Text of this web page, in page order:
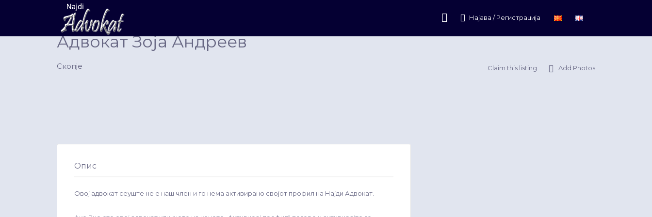
Најава / Регистрација
Search
for:
Адвокат Зоја Андреев
Скопје Claim this listing Add Photos
Опис
Овој адвокат сеуште не е наш член и го нема активирано својот профил на Најди Адвокат.